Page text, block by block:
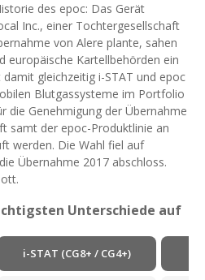
des epoc: Das Gerät
Inc., einer Tochtergesellschaft
von Alere plante, sahen
europäische Kartellbehörden ein
gleichzeitig i-STAT und epoc
Blutgassysteme im Portfolio
die Genehmigung der Übernahme
samt der epoc-Produktlinie an
werden. Die Wahl fiel auf
Übernahme 2017 abschloss.
Unterschiede auf
i-STAT (CG8+ / CG4+)